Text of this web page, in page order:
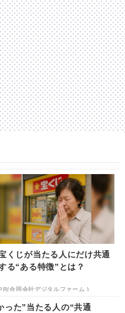
くじが当たる人にだけ共通
る“ある特徴”とは？
合同会社デジタルファーム )
った”当たる人の“共通